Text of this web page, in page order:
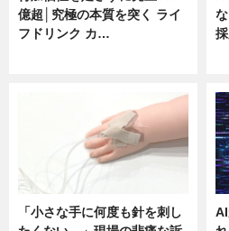
億超│究極の本質を突く ライ
フドリンク カ…
「小さな手に何度も針を刺し